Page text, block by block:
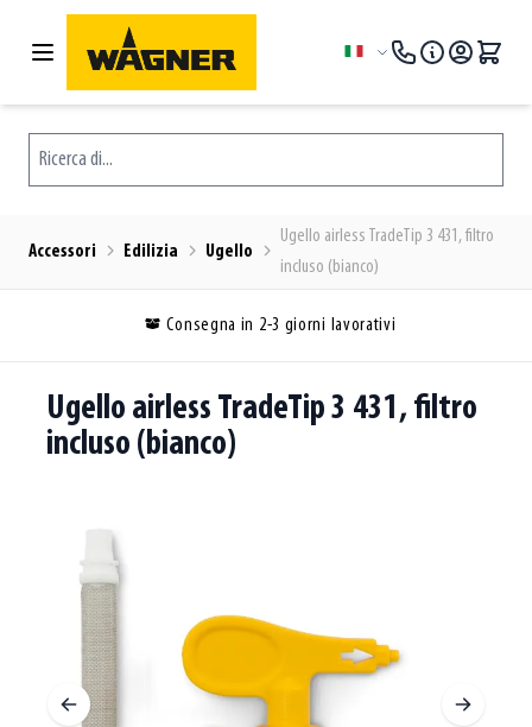
Salta al contenuto
Lingua
Ricerca di...
Accessori Edilizia Ugello
Ugello airless TradeTip 3 431, filtro
incluso (bianco)
Consegna in 2-3 giorni lavorativi
Ugello airless TradeTip 3 431, filtro
incluso (bianco)